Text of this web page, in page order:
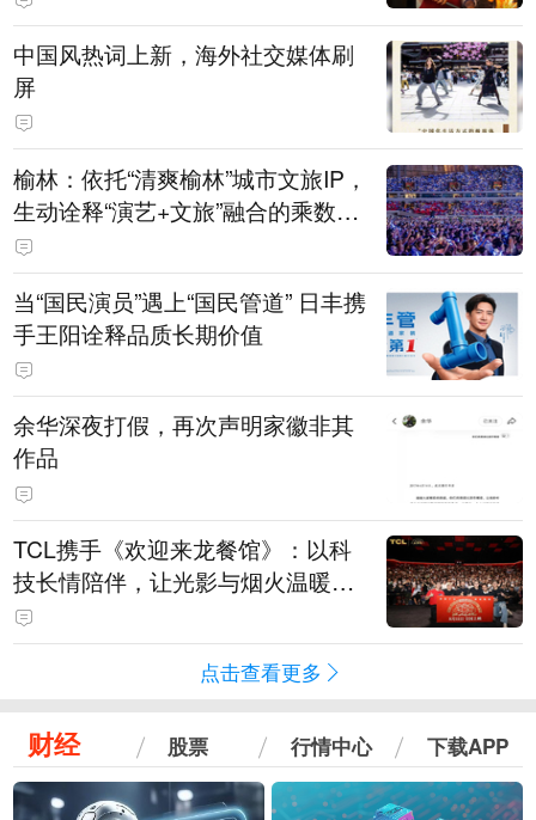
15亿元
中国风热词上新，海外社交媒体刷
屏
榆林：依托“清爽榆林”城市文旅IP，
生动诠释“演艺+文旅”融合的乘数效
应
当“国民演员”遇上“国民管道” 日丰携
手王阳诠释品质长期价值
余华深夜打假，再次声明家徽非其
作品
TCL携手《欢迎来龙餐馆》：以科
技长情陪伴，让光影与烟火温暖生
活
点击查看更多
财经 股票 行情中心 下载APP